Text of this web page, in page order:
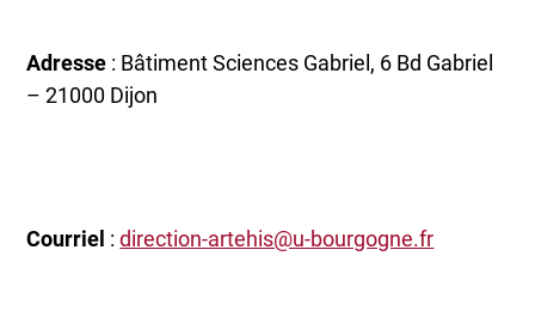
Adresse : Bâtiment Sciences Gabriel, 6 Bd Gabriel
– 21000 Dijon
Courriel :direction-artehis@u-bourgogne.fr